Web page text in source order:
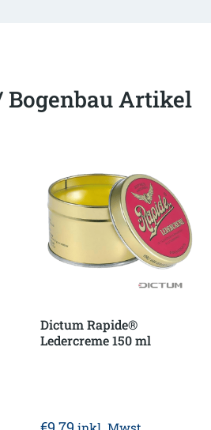
Bogenbau Artikel
Dictum Rapide®
Ledercreme 150 ml